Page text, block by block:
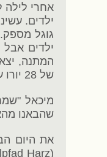
אחרי לילה
ילדים
המתנה,
של 28 יורו על ביקור.
מיכאל
שהבאנו